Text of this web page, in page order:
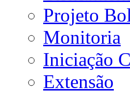
Projeto
Monitoria
Iniciação
Extensão